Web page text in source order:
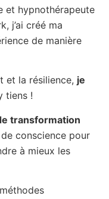
et hypnothérapeute
j’ai créé ma
de manière
et la résilience, je
tiens !
transformation
conscience pour
à mieux les